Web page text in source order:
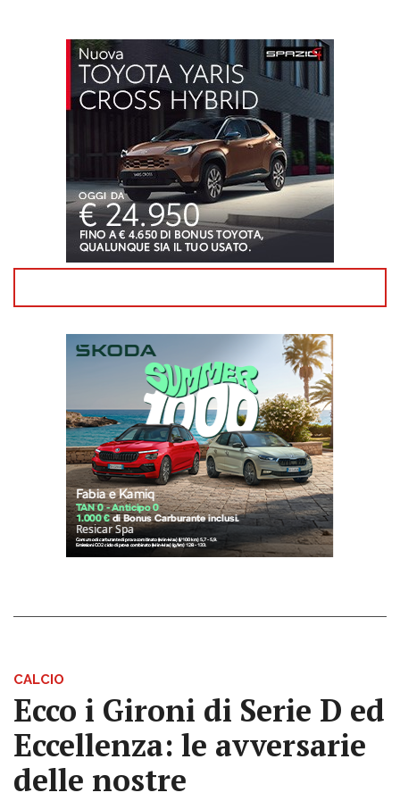
CALCIO
Ecco i Gironi di Serie D ed
Eccellenza: le avversarie
delle nostre